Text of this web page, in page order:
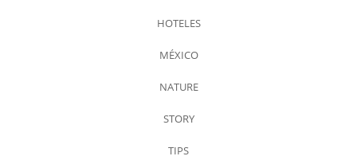
HOTELES
MÉXICO
NATURE
STORY
TIPS